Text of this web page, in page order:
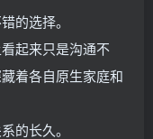
的选择。
起来只是沟通不
着各自原生家庭和
的长久。